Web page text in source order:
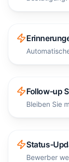
Follow-up
Bleiben Sie
Status-
Bewerber